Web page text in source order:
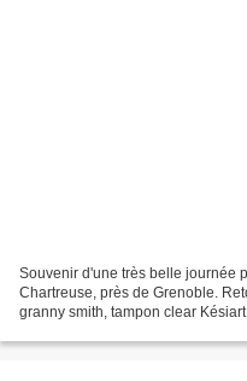
Souvenir d'une très belle journée
Chartreuse, près de Grenoble.
granny smith, tampon clear